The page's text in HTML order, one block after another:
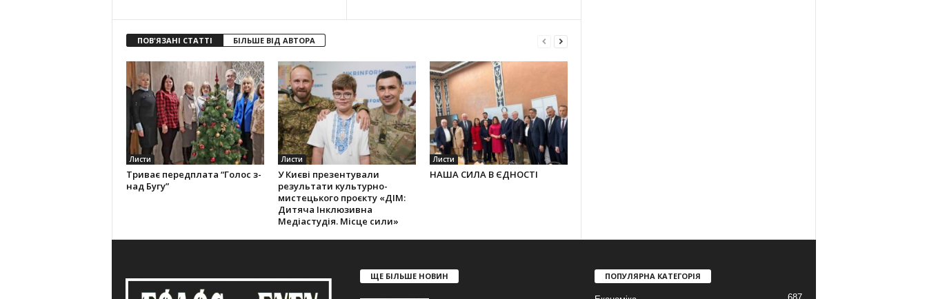
ПОВ'ЯЗАНІ СТАТТІ БІЛЬШЕ ВІД АВТОРА
Листи
Триває передплата “Голос з-
над Бугу”
Листи
У Києві презентували
результати культурно-
мистецького проєкту «ДІМ:
Дитяча Інклюзивна
Медіастудія. Місце сили»
Листи
НАША СИЛА В ЄДНОСТІ
ЩЕ БІЛЬШЕ НОВИН ПОПУЛЯРНА КАТЕГОРІЯ